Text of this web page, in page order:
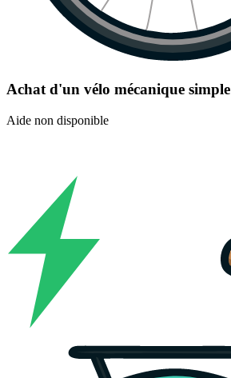
Achat d'un vélo mécanique simple
Aide non disponible